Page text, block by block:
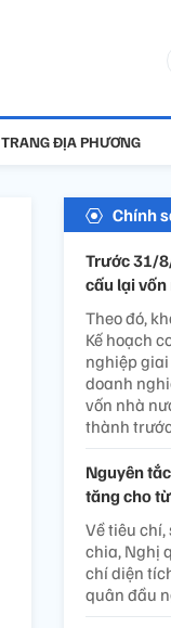
TRANG ĐỊA PHƯƠNG
Chính
Trước 31/
cấu lại
Theo đó,
Kế hoạch
nghiệp
doanh
vốn nhà
thành
Nguyên
tăng cho
Về tiêu
chia, Nghị
chí diện
quân đầu